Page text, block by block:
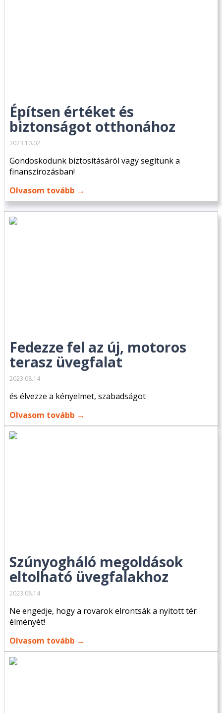
Építsen értéket és
biztonságot otthonához
2023.10.02
Gondoskodunk biztosításáról vagy segítünk a
finanszírozásban!
Olvasom tovább →
Fedezze fel az új, motoros
terasz üvegfalat
2023.08.14
és élvezze a kényelmet, szabadságot
Olvasom tovább →
Szúnyogháló megoldások
eltolható üvegfalakhoz
2023.08.14
Ne engedje, hogy a rovarok elrontsák a nyitott tér
élményét!
Olvasom tovább →